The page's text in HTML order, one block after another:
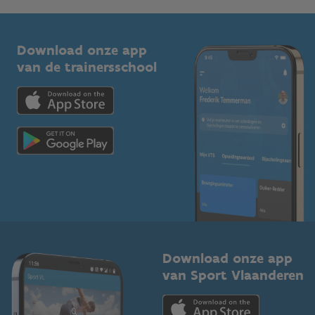
Bedrijven
Trainers en begeleiders
Topsporters
Vlaamse Trainersschool
Kennisplatform
Downloads
Voor de pers
Download onze app
van de trainersschool
Download onze app
van Sport Vlaanderen